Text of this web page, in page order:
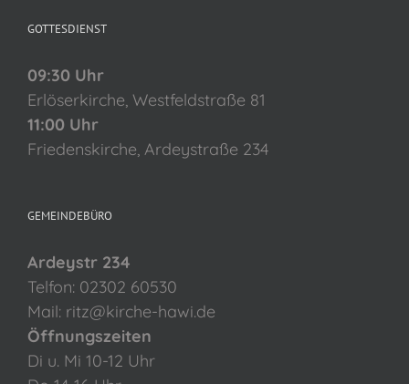
GOTTESDIENST
09:30 Uhr
Erlöserkirche, Westfeldstraße 81
11:00 Uhr
Friedenskirche, Ardeystraße 234
GEMEINDEBÜRO
Ardeystr 234
Telfon: 02302 60530
Mail: ritz@kirche-hawi.de
Öffnungszeiten
Di u. Mi 10-12 Uhr